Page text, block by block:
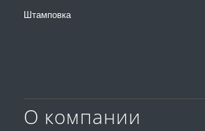
Штамповка
О компании